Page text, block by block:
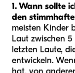
1. Wann sollte
den
meisten Kinder
Laut zwischen
letzten Laute,
entwickeln.